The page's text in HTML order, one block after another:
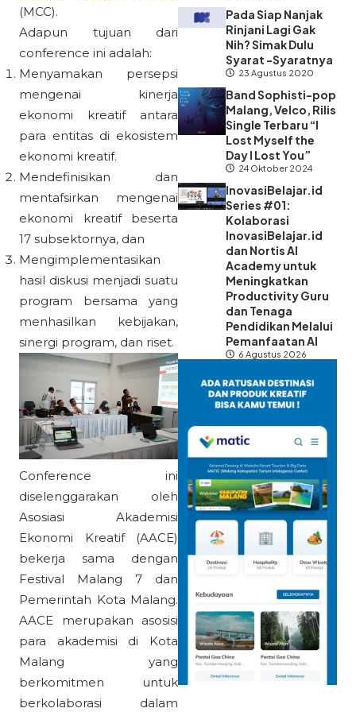
(MCC).
Adapun tujuan dari
conference ini adalah:
Menyamakan persepsi
mengenai kinerja
ekonomi kreatif antara
para entitas di ekosistem
ekonomi kreatif.
Mendefinisikan dan
mentafsirkan mengenai
ekonomi kreatif beserta
17 subsektornya, dan
Mengimplementasikan
hasil diskusi menjadi suatu
program bersama yang
menhasilkan kebijakan,
sinergi program, dan riset.
Conference ini
diselenggarakan oleh
Asosiasi Akademisi
Ekonomi Kreatif (AACE)
bekerja sama dengan
Festival Malang 7 dan
Pemerintah Kota Malang.
AACE merupakan asosisi
para akademisi di Kota
Malang yang
berkomitmen untuk
berkolaborasi dalam
Pada Siap Nanjak
Rinjani Lagi Gak
Nih? Simak Dulu
Syarat -Syaratnya
23 Agustus 2020
Band Sophisti-pop
Malang, Velco, Rilis
Single Terbaru “I
Lost Myself the
Day I Lost You”
24 Oktober 2024
InovasiBelajar.id
Series #01:
Kolaborasi
InovasiBelajar.id
dan Nortis AI
Academy untuk
Meningkatkan
Productivity Guru
dan Tenaga
Pendidikan Melalui
Pemanfaatan AI
6 Agustus 2026